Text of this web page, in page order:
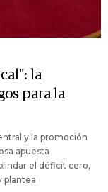
la
para la
y la promoción
apuesta
el déficit cero,
plantea